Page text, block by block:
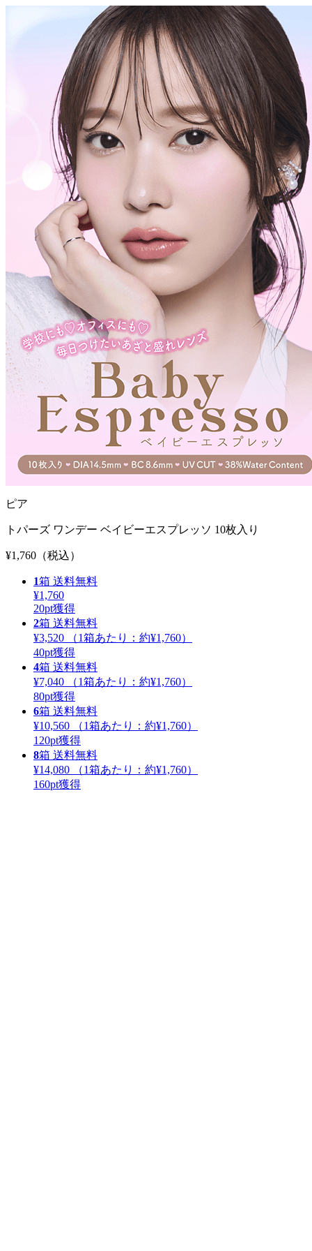
ピア
トパーズ ワンデー ベイビーエスプレッソ 10枚入り
¥1,760 （税込）
1箱 送料無料
¥1,760
20pt獲得
2箱 送料無料
¥3,520
（1箱あたり： 約¥1,760）
40pt獲得
4箱 送料無料
¥7,040
（1箱あたり： 約¥1,760）
80pt獲得
6箱 送料無料
¥10,560
（1箱あたり： 約¥1,760）
120pt獲得
8箱 送料無料
¥14,080
（1箱あたり： 約¥1,760）
160pt獲得